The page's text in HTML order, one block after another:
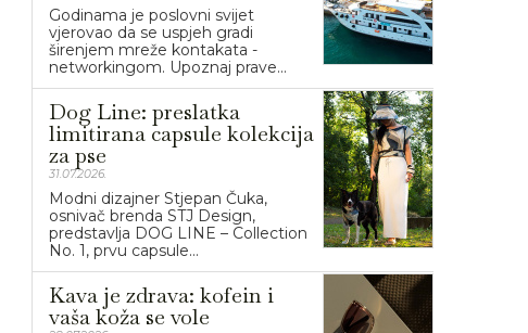
Godinama je poslovni svijet
vjerovao da se uspjeh gradi
širenjem mreže kontakata -
networkingom. Upoznaj prave...
Dog Line: preslatka
limitirana capsule kolekcija
za pse
31.07.2026.
Modni dizajner Stjepan Čuka,
osnivač brenda STJ Design,
predstavlja DOG LINE – Collection
No. 1, prvu capsule...
Kava je zdrava: kofein i
vaša koža se vole